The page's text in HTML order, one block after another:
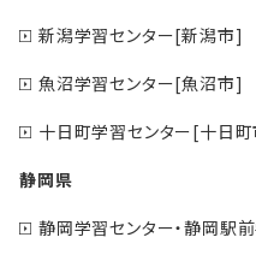
新潟学習センター[新潟市]
魚沼学習センター[魚沼市]
十日町学習センター[十日
静岡県
静岡学習センター・静岡駅